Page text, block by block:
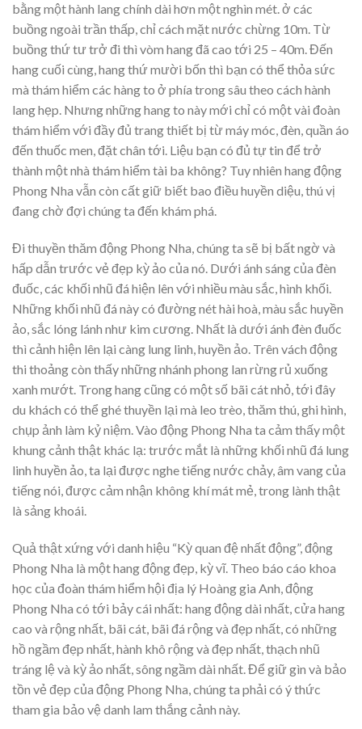
bằng một hành lang chính dài hơn một nghìn mét. ở các
buồng ngoài trần thấp, chỉ cách mặt nước chừng 10m. Từ
buồng thứ tư trở đi thì vòm hang đã cao tới 25 – 40m. Đến
hang cuối cùng, hang thứ mười bốn thì bạn có thể thỏa sức
mà thám hiểm các hàng to ở phía trong sâu theo cách hành
lang hẹp. Nhưng những hang to này mới chỉ có một vài đoàn
thám hiểm với đầy đủ trang thiết bị từ máy móc, đèn, quần áo
đến thuốc men, đặt chân tới. Liệu bạn có đủ tự tin để trở
thành một nhà thám hiểm tài ba không? Tuy nhiên hang động
Phong Nha vẫn còn cất giữ biết bao điều huyền diệu, thú vị
đang chờ đợi chúng ta đến khám phá.
Đi thuyền thăm động Phong Nha, chúng ta sẽ bị bất ngờ và
hấp dẫn trước vẻ đẹp kỳ ảo của nó. Dưới ánh sáng của đèn
đuốc, các khối nhũ đá hiện lên với nhiều màu sắc, hình khối.
Những khối nhũ đá này có đường nét hài hoà, màu sắc huyền
ảo, sắc lóng lánh như kim cương. Nhất là dưới ánh đèn đuốc
thì cảnh hiện lên lại càng lung linh, huyền ảo. Trên vách động
thi thoảng còn thấy những nhánh phong lan rừng rủ xuống
xanh mướt. Trong hang cũng có một số bãi cát nhỏ, tới đây
du khách có thể ghé thuyền lại mà leo trèo, thăm thú, ghi hình,
chụp ảnh làm kỷ niệm. Vào động Phong Nha ta cảm thấy một
khung cảnh thật khác lạ: trước mắt là những khối nhũ đá lung
linh huyền ảo, ta lại được nghe tiếng nước chảy, âm vang của
tiếng nói, được cảm nhận không khí mát mẻ, trong lành thật
là sảng khoái.
Quả thật xứng với danh hiệu “Kỳ quan đệ nhất động”, động
Phong Nha là một hang động đẹp, kỳ vĩ. Theo báo cáo khoa
học của đoàn thám hiểm hội địa lý Hoàng gia Anh, động
Phong Nha có tới bảy cái nhất: hang động dài nhất, cửa hang
cao và rộng nhất, bãi cát, bãi đá rộng và đẹp nhất, có những
hồ ngầm đẹp nhất, hành khô rộng và đẹp nhất, thạch nhũ
tráng lệ và kỳ ảo nhất, sông ngầm dài nhất. Để giữ gìn và bảo
tồn vẻ đẹp của động Phong Nha, chúng ta phải có ý thức
tham gia bảo vệ danh lam thắng cảnh này.